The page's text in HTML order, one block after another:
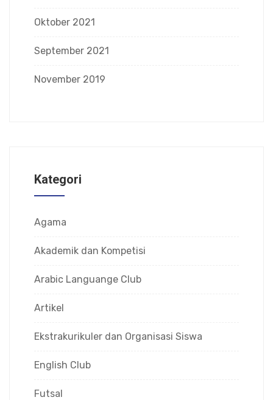
Oktober 2021
September 2021
November 2019
Kategori
Agama
Akademik dan Kompetisi
Arabic Languange Club
Artikel
Ekstrakurikuler dan Organisasi Siswa
English Club
Futsal